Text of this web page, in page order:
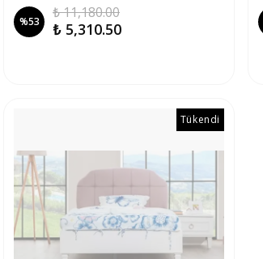
%53
₺ 11,180.00
₺ 5,310.50
Tükendi